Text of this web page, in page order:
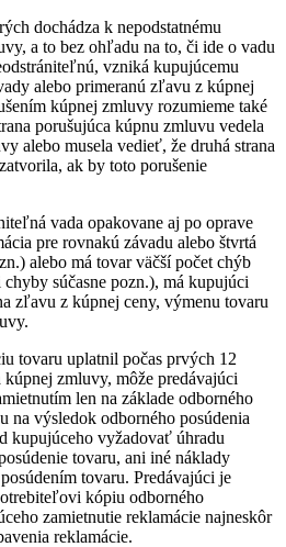
dochádza k nepodstatnému
a to bez ohľadu na to, či ide o vadu
vzniká kupujúcemu
alebo primeranú zľavu z kúpnej
kúpnej zmluvy rozumieme také
porušujúca kúpnu zmluvu vedela
alebo musela vedieť, že druhá strana
ak by toto porušenie
vada opakovane aj po oprave
pre rovnakú závadu alebo štvrtá
alebo má tovar väčší počet chýb
súčasne pozn.), má kupujúci
zľavu z kúpnej ceny, výmenu tovaru
tovaru uplatnil počas prvých 12
kúpnej zmluvy, môže predávajúci
len na základe odborného
na výsledok odborného posúdenia
kupujúceho vyžadovať úhradu
tovaru, ani iné náklady
tovaru. Predávajúci je
kópiu odborného
zamietnutie reklamácie najneskôr
reklamácie.